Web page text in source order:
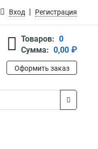
Вход Регистрация
Товаров: 0
Сумма: 0,00 ₽
Оформить заказ